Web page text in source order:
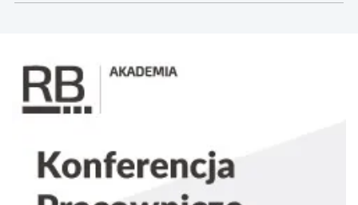
Grupa posiada ponad 290 biur i zatrudnia ok. 7.000
profesjonalnych doradców.